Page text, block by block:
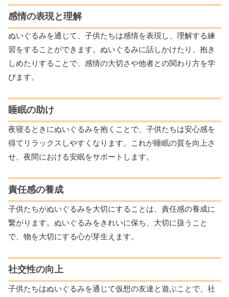
感情の表現と理解
ぬいぐるみを通じて、子供たちは感情を表現し、理解する練
習をすることができます。ぬいぐるみに話しかけたり、抱き
しめたりすることで、感情の大切さや他者との関わり方を学
びます。
睡眠の助け
夜寝るときにぬいぐるみを抱くことで、子供たちは安心感を
得てリラックスしやすくなります。これが睡眠の質を向上さ
せ、夜間における安眠をサポートします。
責任感の養成
子供たちがぬいぐるみを大切にすることは、責任感の養成に
繋がります。ぬいぐるみをきれいに保ち、大切に扱うこと
で、物を大切にする心が芽生えます。
社交性の向上
子供たちはぬいぐるみを通じて仮想の友達と遊ぶことで、社